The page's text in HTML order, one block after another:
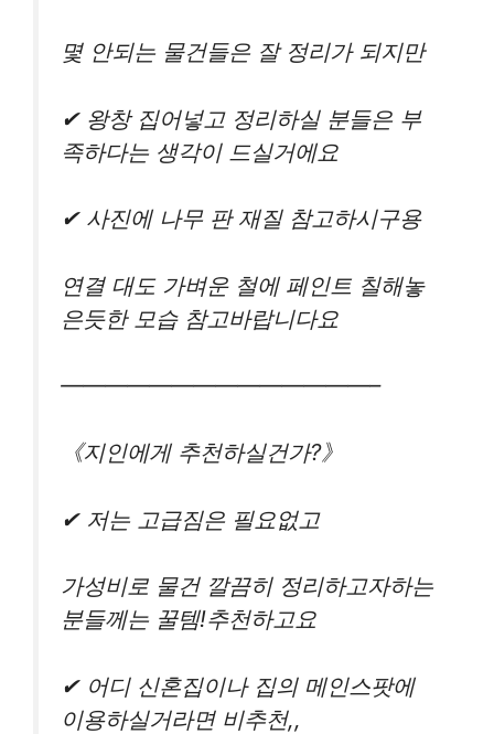
몇 안되는 물건들은 잘 정리가 되지만
✔ 왕창 집어넣고 정리하실 분들은 부
족하다는 생각이 드실거에요
✔ 사진에 나무 판 재질 참고하시구용
연결 대도 가벼운 철에 페인트 칠해놓
은듯한 모습 참고바랍니다요
——————————————–
《지인에게 추천하실건가?》
✔ 저는 고급짐은 필요없고
가성비로 물건 깔끔히 정리하고자하는
분들께는 꿀템!추천하고요
✔ 어디 신혼집이나 집의 메인스팟에
이용하실거라면 비추천,,